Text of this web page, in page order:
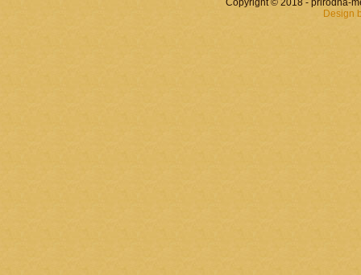
Copyright © 2018 - prirodna-
Design